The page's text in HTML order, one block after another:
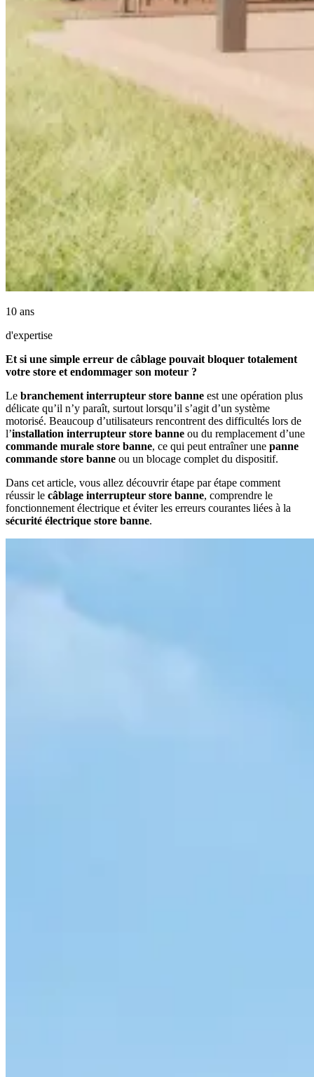
10 ans
d'expertise
Et si une simple erreur de câblage pouvait bloquer totalement
votre store et endommager son moteur ?
Le branchement interrupteur store banne est une opération plus
délicate qu’il n’y paraît, surtout lorsqu’il s’agit d’un système
motorisé. Beaucoup d’utilisateurs rencontrent des difficultés lors de
l’installation interrupteur store banne ou du remplacement d’une
commande murale store banne, ce qui peut entraîner une panne
commande store banne ou un blocage complet du dispositif.
Dans cet article, vous allez découvrir étape par étape comment
réussir le câblage interrupteur store banne, comprendre le
fonctionnement électrique et éviter les erreurs courantes liées à la
sécurité électrique store banne.